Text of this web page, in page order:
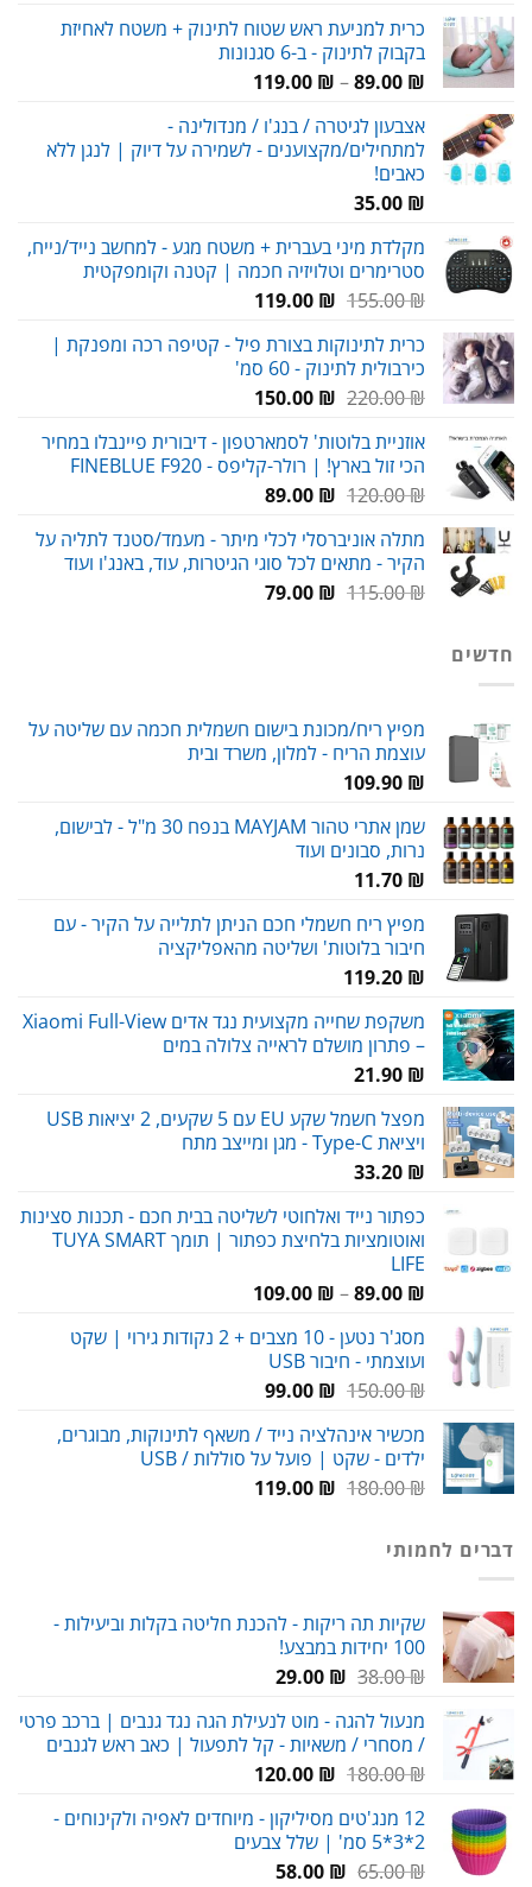
היה:
112.00 ₪.
הוא:
69.00 ₪.
כרית למניעת ראש שטוח לתינוק + משטח לאחיזת
בקבוק לתינוק - ב-6 סגנונות
89.00 ₪
–
119.00 ₪
עד
אצבעון לגיטרה / בנג'ו / מנדולינה -
למתחילים/מקצוענים - לשמירה על דיוק | לנגן ללא
כאבים!
35.00 ₪
מקלדת מיני בעברית + משטח מגע - למחשב נייד/נייח,
סטרימרים וטלויזיה חכמה | קטנה וקומפקטית
155.00₪
המחיר
היה:
155.00 ₪.
119.00 ₪
המחיר
הוא:
119.00 ₪.
כרית לתינוקות בצורת פיל - קטיפה רכה ומפנקת |
כירבולית לתינוק - 60 סמ'
220.00₪
המחיר
היה:
220.00 ₪.
150.00 ₪
המחיר
הוא:
150.00 ₪.
אוזניית בלוטות' לסמארטפון - דיבורית פיינבלו במחיר
הכי זול בארץ! | רולר-קליפס - FINEBLUE F920
120.00₪
המחיר
היה:
120.00 ₪.
89.00 ₪
המחיר
הוא:
89.00 ₪.
מתלה אוניברסלי לכלי מיתר - מעמד/סטנד לתליה על
הקיר - מתאים לכל סוגי הגיטרות, עוד, באנג'ו ועוד
115.00₪
המחיר79.00 ₪
המחיר
חדשים
מפיץ ריח/מכונת בישום חשמלית חכמה עם שליטה על
עוצמת הריח - למלון, משרד ובית
109.90 ₪
שמן אתרי טהור MAYJAM בנפח 30 מ"ל - לבישום,
נרות, סבונים ועוד
11.70 ₪
מפיץ ריח חשמלי חכם הניתן לתלייה על הקיר - עם
חיבור בלוטות' ושליטה מהאפליקציה
119.20 ₪
משקפת שחייה מקצועית נגד אדים Xiaomi Full-View
– פתרון מושלם לראייה צלולה במים
21.90 ₪
מפצל חשמל שקע EU עם 5 שקעים, 2 יציאות USB
ויציאת Type-C - מגן ומייצב מתח
33.20 ₪
כפתור נייד ואלחוטי לשליטה בבית חכם - תכנות סצינות
ואוטומציות בלחיצת כפתור | תומך TUYA SMART
LIFE
89.00 ₪
–
109.00 ₪
מסג'ר נטען - 10 מצבים + 2 נקודות גירוי | שקט
ועוצמתי - חיבור USB
150.00₪
המחיר
היה:
150.00 ₪.
99.00 ₪
המחיר
הוא:
99.00 ₪.
מכשיר אינהלציה נייד / משאף לתינוקות, מבוגרים,
ילדים - שקט | פועל על סוללות / USB
180.00₪
המחיר119.00 ₪
המחיר
דברים לחמותי
שקיות תה ריקות - להכנת חליטה בקלות וביעילות -
100 יחידות במבצע!
38.00₪
המחיר
היה:
38.00 ₪.
29.00 ₪
המחיר
הוא:
29.00 ₪.
מנעול להגה - מוט לנעילת הגה נגד גנבים | ברכב פרטי
/ מסחרי / משאיות - קל לתפעול | כאב ראש לגנבים
180.00₪
המחיר
היה:
180.00 ₪.
120.00 ₪
המחיר
הוא:
120.00 ₪.
12 מנג'טים מסיליקון - מיוחדים לאפיה ולקינוחים -
2*3*5 סמ' | שלל צבעים
65.00₪
המחיר58.00 ₪
המחיר